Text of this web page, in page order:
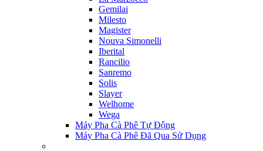
Gemilai
Milesto
Magister
Nouva Simonelli
Iberital
Rancilio
Sanremo
Solis
Slayer
Welhome
Wega
Máy Pha Cà Phê Tự Động
Máy Pha Cà Phê Đã Qua Sử Dụng